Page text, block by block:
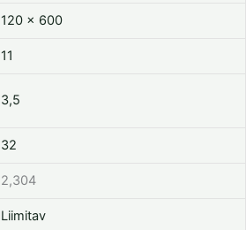
120 x 600
11
3,5
32
2,304
Liimitav